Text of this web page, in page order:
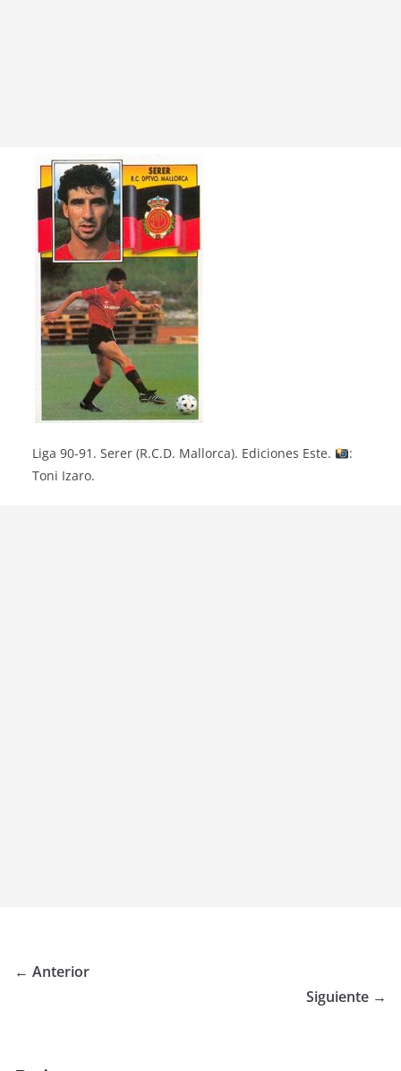
Liga 90-91. Serer (R.C.D. Mallorca). Ediciones Este.
:
Toni Izaro.
← Anterior
Siguiente →